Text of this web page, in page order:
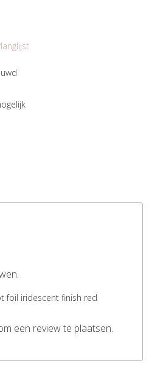
foil iridescent finish red
een review te plaatsen.